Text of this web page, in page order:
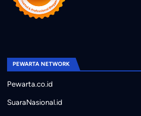
PEWARTA NETWORK
Pewarta.co.id
SuaraNasional.id